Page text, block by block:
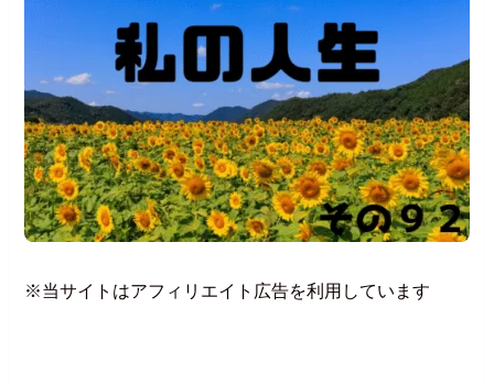
※当サイトはアフィリエイト広告を利用しています